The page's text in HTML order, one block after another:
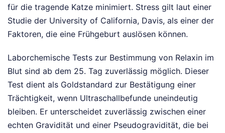
für die tragende Katze minimiert. Stress gilt laut einer
Studie der University of California, Davis, als einer der
Faktoren, die eine Frühgeburt auslösen können.
Laborchemische Tests zur Bestimmung von Relaxin im
Blut sind ab dem 25. Tag zuverlässig möglich. Dieser
Test dient als Goldstandard zur Bestätigung einer
Trächtigkeit, wenn Ultraschallbefunde uneindeutig
bleiben. Er unterscheidet zuverlässig zwischen einer
echten Gravidität und einer Pseudogravidität, die bei